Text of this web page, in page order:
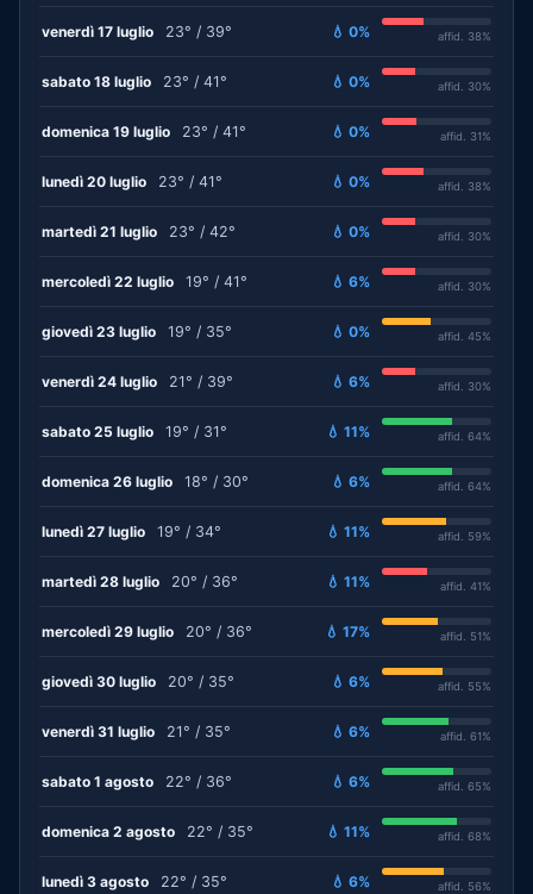
venerdì 17 luglio 23° / 39° 💧 0% affid. 38%
sabato 18 luglio 23° / 41° 💧 0% affid. 30%
domenica 19 luglio 23° / 41° 💧 0% affid. 31%
lunedì 20 luglio 23° / 41° 💧 0% affid. 38%
martedì 21 luglio 23° / 42° 💧 0% affid. 30%
mercoledì 22 luglio 19° / 41° 💧 6% affid. 30%
giovedì 23 luglio 19° / 35° 💧 0% affid. 45%
venerdì 24 luglio 21° / 39° 💧 6% affid. 30%
sabato 25 luglio 19° / 31° 💧 11% affid. 64%
domenica 26 luglio 18° / 30° 💧 6% affid. 64%
lunedì 27 luglio 19° / 34° 💧 11% affid. 59%
martedì 28 luglio 20° / 36° 💧 11% affid. 41%
mercoledì 29 luglio 20° / 36° 💧 17% affid. 51%
giovedì 30 luglio 20° / 35° 💧 6% affid. 55%
venerdì 31 luglio 21° / 35° 💧 6% affid. 61%
sabato 1 agosto 22° / 36° 💧 6% affid. 65%
domenica 2 agosto 22° / 35° 💧 11% affid. 68%
lunedì 3 agosto 22° / 35° 💧 6% affid. 56%